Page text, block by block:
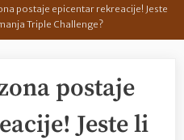
postaje epicentar rekreacije! Jeste
Triple Challenge?
postaje
Jeste li